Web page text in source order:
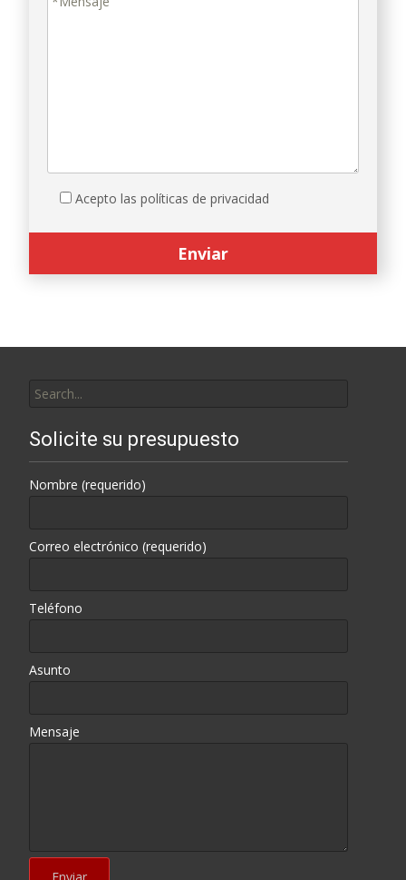
Acepto las políticas de privacidad
for:
Solicite su presupuesto
Nombre (requerido)
Correo electrónico (requerido)
Teléfono
Asunto
Mensaje